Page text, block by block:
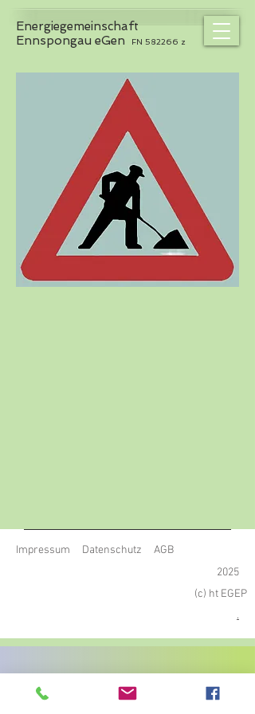
Energiegemeinschaft
Ennspongau eGen
FN 582266 z
Impressum Datenschutz
AGB
2025
(c) ht EGEP
.